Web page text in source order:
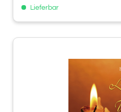
Lieferbar